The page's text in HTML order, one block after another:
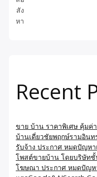
สัง
หา
Recent
ขาย บ้าน ราคาพิเศษ คุ้มค่
บ้านเดี่ยวชัยพฤกษ์รามอินท
รับจ้าง ประกาศ หมดปัญหา
โพสต์ขายบ้าน โดยบริษัท
โฆษณา ประกาศ หมดปัญห